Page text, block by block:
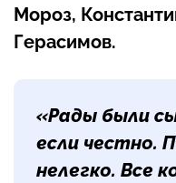
Мороз,
Герасимов.
«Рады были
если честно.
нелегко. Все